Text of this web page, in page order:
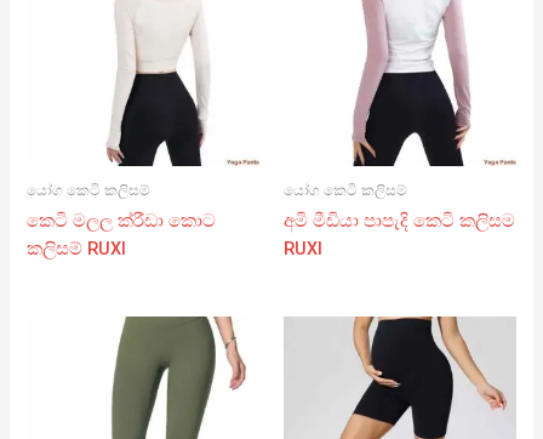
යෝග කෙටි කලිසම්
කෙටි මලල ක්රීඩා කොට
කලිසම් RUXI
යෝග කෙටි කලිසම්
අමි මීඩියා පාපැදි කෙටි කලිසම
RUXI